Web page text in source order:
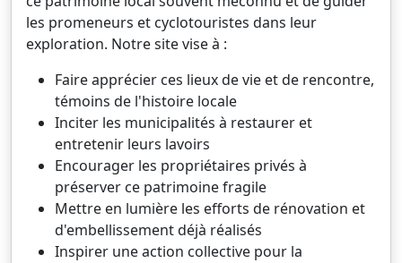
les promeneurs et cyclotouristes dans leur
exploration. Notre site vise à :
Faire apprécier ces lieux de vie et de rencontre,
témoins de l'histoire locale
Inciter les municipalités à restaurer et
entretenir leurs lavoirs
Encourager les propriétaires privés à
préserver ce patrimoine fragile
Mettre en lumière les efforts de rénovation et
d'embellissement déjà réalisés
Inspirer une action collective pour la